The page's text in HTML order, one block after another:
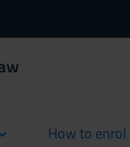
How to enrol